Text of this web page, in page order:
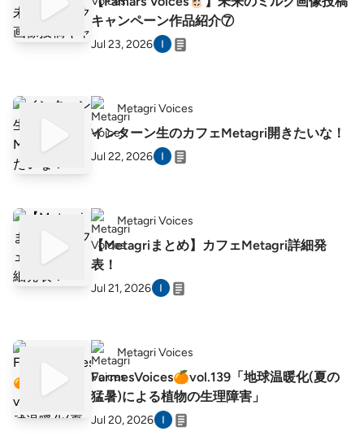
キャンペーン作品紹介⑦
Jul 23, 2026
Metagri Voices
インターン生のカフェMetagri開きたいな！
Jul 22, 2026
Metagri Voices
【Metagriまとめ】カフェMetagri詳細発
表！
Jul 21, 2026
Metagri Voices
FarmesVoices🍊vol.139「地球温暖化(夏の
猛暑)による植物の生理障害」
Jul 20, 2026